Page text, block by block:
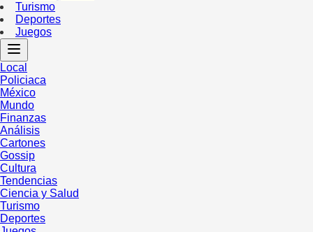
Turismo
Deportes
Juegos
Local
Policiaca
México
Mundo
Finanzas
Análisis
Cartones
Gossip
Cultura
Tendencias
Ciencia y Salud
Turismo
Deportes